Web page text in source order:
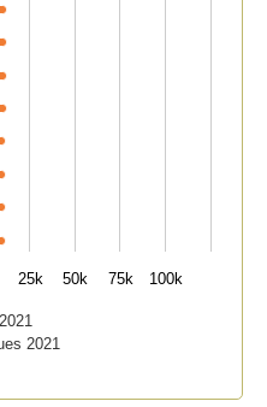
2021
100k
25k 50k 75k